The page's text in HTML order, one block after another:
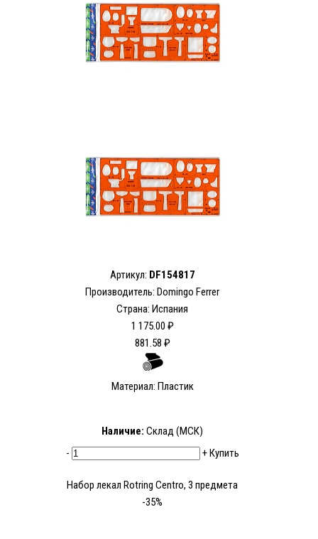
Артикул: DF154817
Производитель: Domingo Ferrer
Страна: Испания
1 175.00 ₽
881.58 ₽
Материал: Пластик
Наличие: Склад (МСК)
-
+Купить
Набор лекал Rotring Centro, 3 предмета
-35%